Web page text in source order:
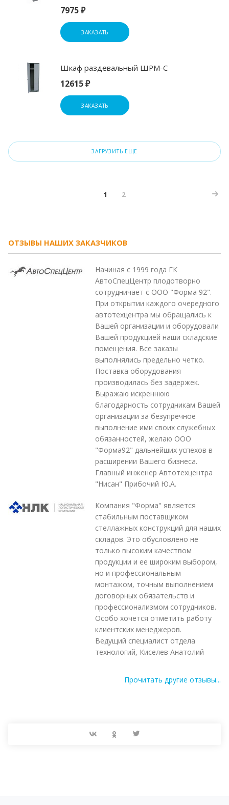
7975 ₽
ЗАКАЗАТЬ
Шкаф раздевальный ШРМ-С
12615 ₽
ЗАКАЗАТЬ
ЗАГРУЗИТЬ ЕЩЕ
1 2
ОТЗЫВЫ НАШИХ ЗАКАЗЧИКОВ
Начиная с 1999 года ГК
АвтоСпецЦентр плодотворно
сотрудничает с ООО "Форма 92".
При открытии каждого очередного
автотехцентра мы обращались к
Вашей организации и оборудовали
Вашей продукцией наши складские
помещения. Все заказы
выполнялись предельно четко.
Поставка оборудования
производилась без задержек.
Выражаю искреннюю
благодарность сотрудникам Вашей
организации за безупречное
выполнение ими своих служебных
обязанностей, желаю ООО
"Форма92" дальнейших успехов в
расширении Вашего бизнеса.
Главный инженер Автотехцентра
"Нисан" Прибочий Ю.А.
Компания "Форма" является
стабильным поставщиком
стеллажных конструкций для наших
складов. Это обусловлено не
только высоким качеством
продукции и ее широким выбором,
но и профессиональным
монтажом, точным выполнением
договорных обязательств и
профессионализмом сотрудников.
Особо хочется отметить работу
клиентских менеджеров.
Ведущий специалист отдела
технологий, Киселев Анатолий
Прочитать другие отзывы...